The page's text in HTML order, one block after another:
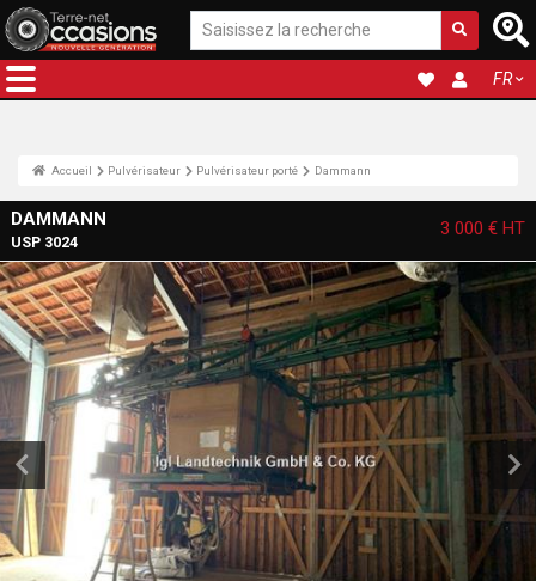
FR
Accueil Pulvérisateur Pulvérisateur porté Dammann
DAMMANN
USP 3024
3 000 € HT